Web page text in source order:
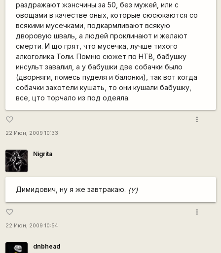
раздражают жэнсчины за 50, без мужей, или с
овощами в качестве оных, которые сюсюкаются со
всякими мусечками, подкармливают всякую
дворовую шваль, а людей проклинают и желают
смерти. И що грят, что мусечка, лучше тихого
алкоголика Толи. Помню сюжет по НТВ, бабушку
инсульт завалил, а у бабушки две собачки было
(дворняги, помесь пуделя и балонки), так вот когда
собачки захотели кушать, то они кушали бабушку,
все, цто торчало из под одеяла.
favorite_border
22 Июн, 2009 10:33
more_vert
Nigrita
Димидович, ну я же завтракаю. (Y)
favorite_border
22 Июн, 2009 10:54
more_vert
dnbhead